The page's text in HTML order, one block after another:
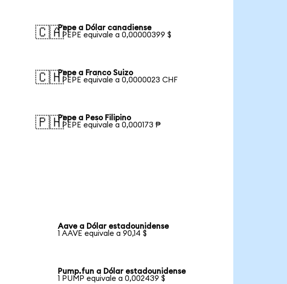
🇨🇦Pepe a Dólar canadiense
1 PEPE equivale a 0,00000399 $
🇨🇭Pepe a Franco Suizo
1 PEPE equivale a 0,0000023 CHF
🇵🇭Pepe a Peso Filipino
1 PEPE equivale a 0,000173 ₱
Aave a Dólar estadounidense
1 AAVE equivale a 90,14 $
Pump.fun a Dólar estadounidense
1 PUMP equivale a 0,002439 $